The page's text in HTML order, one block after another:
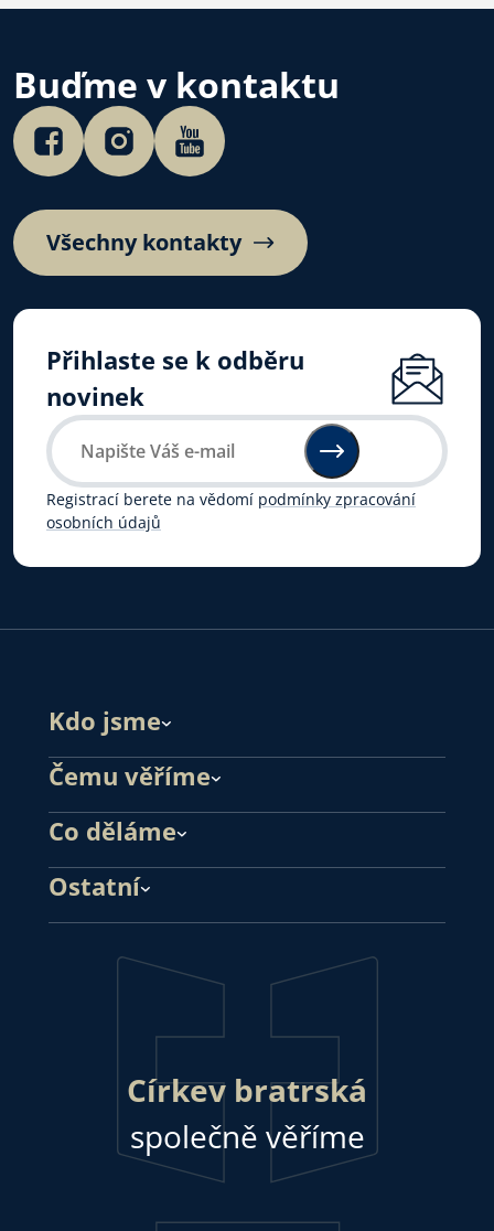
Buďme v kontaktu
Všechny kontakty
Přihlaste se k odběru
novinek
Registrací berete na vědomí podmínky zpracování
osobních údajů
Kdo jsme
Čemu věříme
Co děláme
Ostatní
Církev bratrská
společně věříme